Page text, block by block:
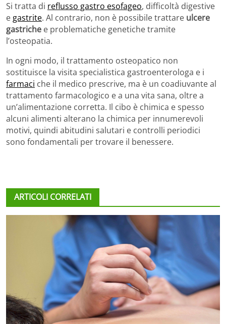
Si tratta di reflusso gastro esofageo, difficoltà digestive
e gastrite. Al contrario, non è possibile trattare ulcere
gastriche e problematiche genetiche tramite
l’osteopatia.
In ogni modo, il trattamento osteopatico non
sostituisce la visita specialistica gastroenterologa e i
farmaci che il medico prescrive, ma è un coadiuvante al
trattamento farmacologico e a una vita sana, oltre a
un’alimentazione corretta. Il cibo è chimica e spesso
alcuni alimenti alterano la chimica per innumerevoli
motivi, quindi abitudini salutari e controlli periodici
sono fondamentali per trovare il benessere.
ARTICOLI CORRELATI